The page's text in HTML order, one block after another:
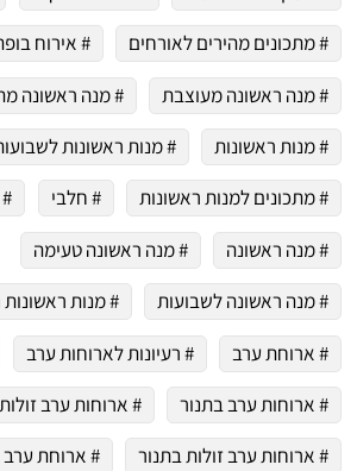
# מתכונים מהירים לאורחים
# אירוח
# מנה ראשונה מעוצבת
# מנה ראשונה
# מנות ראשונות
# מנות ראשונות
# מתכונים למנות ראשונות
# חלבי
# מנה ראשונה
# מנה ראשונה טעימה
# מנה ראשונה לשבועות
# מנות
# ארוחת ערב
# רעיונות לארוחות ערב
# ארוחות ערב בתנור
# ארוחות ערב זולות
# ארוחות ערב זולות בתנור
# ארוחת ערב ב 10